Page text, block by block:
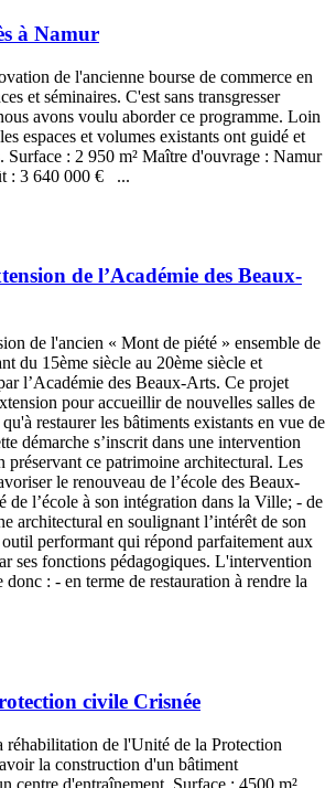
à Namur
de l'ancienne bourse de commerce en
et séminaires. C'est sans transgresser
avons voulu aborder ce programme. Loin
espaces et volumes existants ont guidé et
Surface : 2 950 m² Maître d'ouvrage : Namur
: 3 640 000 € ...
de l’Académie des Beaux-
de l'ancien « Mont de piété » ensemble de
du 15ème siècle au 20ème siècle et
l’Académie des Beaux-Arts. Ce projet
pour accueillir de nouvelles salles de
restaurer les bâtiments existants en vue de
démarche s’inscrit dans une intervention
préservant ce patrimoine architectural. Les
le renouveau de l’école des Beaux-
de l’école à son intégration dans la Ville; - de
architectural en soulignant l’intérêt de son
performant qui répond parfaitement aux
ses fonctions pédagogiques. L'intervention
donc : - en terme de restauration à rendre la
civile Crisnée
de l'Unité de la Protection
la construction d'un bâtiment
centre d'entraînement. Surface : 4500 m²